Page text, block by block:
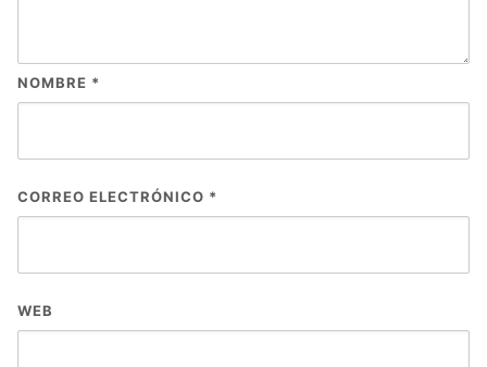
NOMBRE *
CORREO ELECTRÓNICO *
WEB